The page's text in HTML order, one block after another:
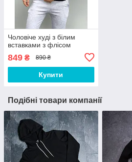
Чоловіче худі з білим
вставками з флісом
849 ₴ 890 ₴
Купити
Подібні товари компанії